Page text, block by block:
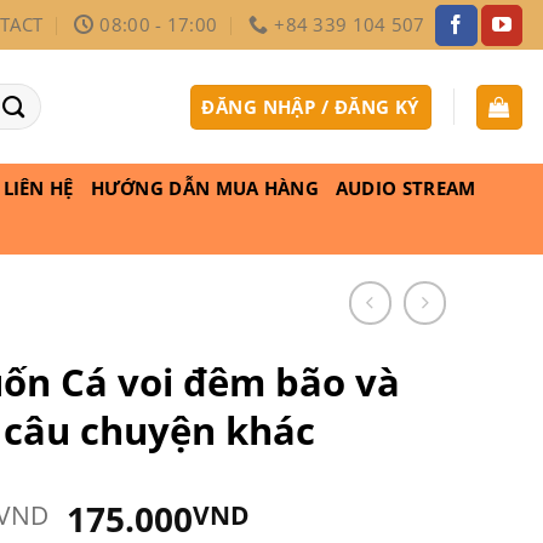
08:00 - 17:00 +84 339 104 507
ĐĂNG NHẬP / ĐĂNG KÝ
LIÊN HỆ HƯỚNG DẪN MUA HÀNG
AUDIO STREAM
Cá voi đêm bão và
chuyện khác
Giá
175.000VNDGiá